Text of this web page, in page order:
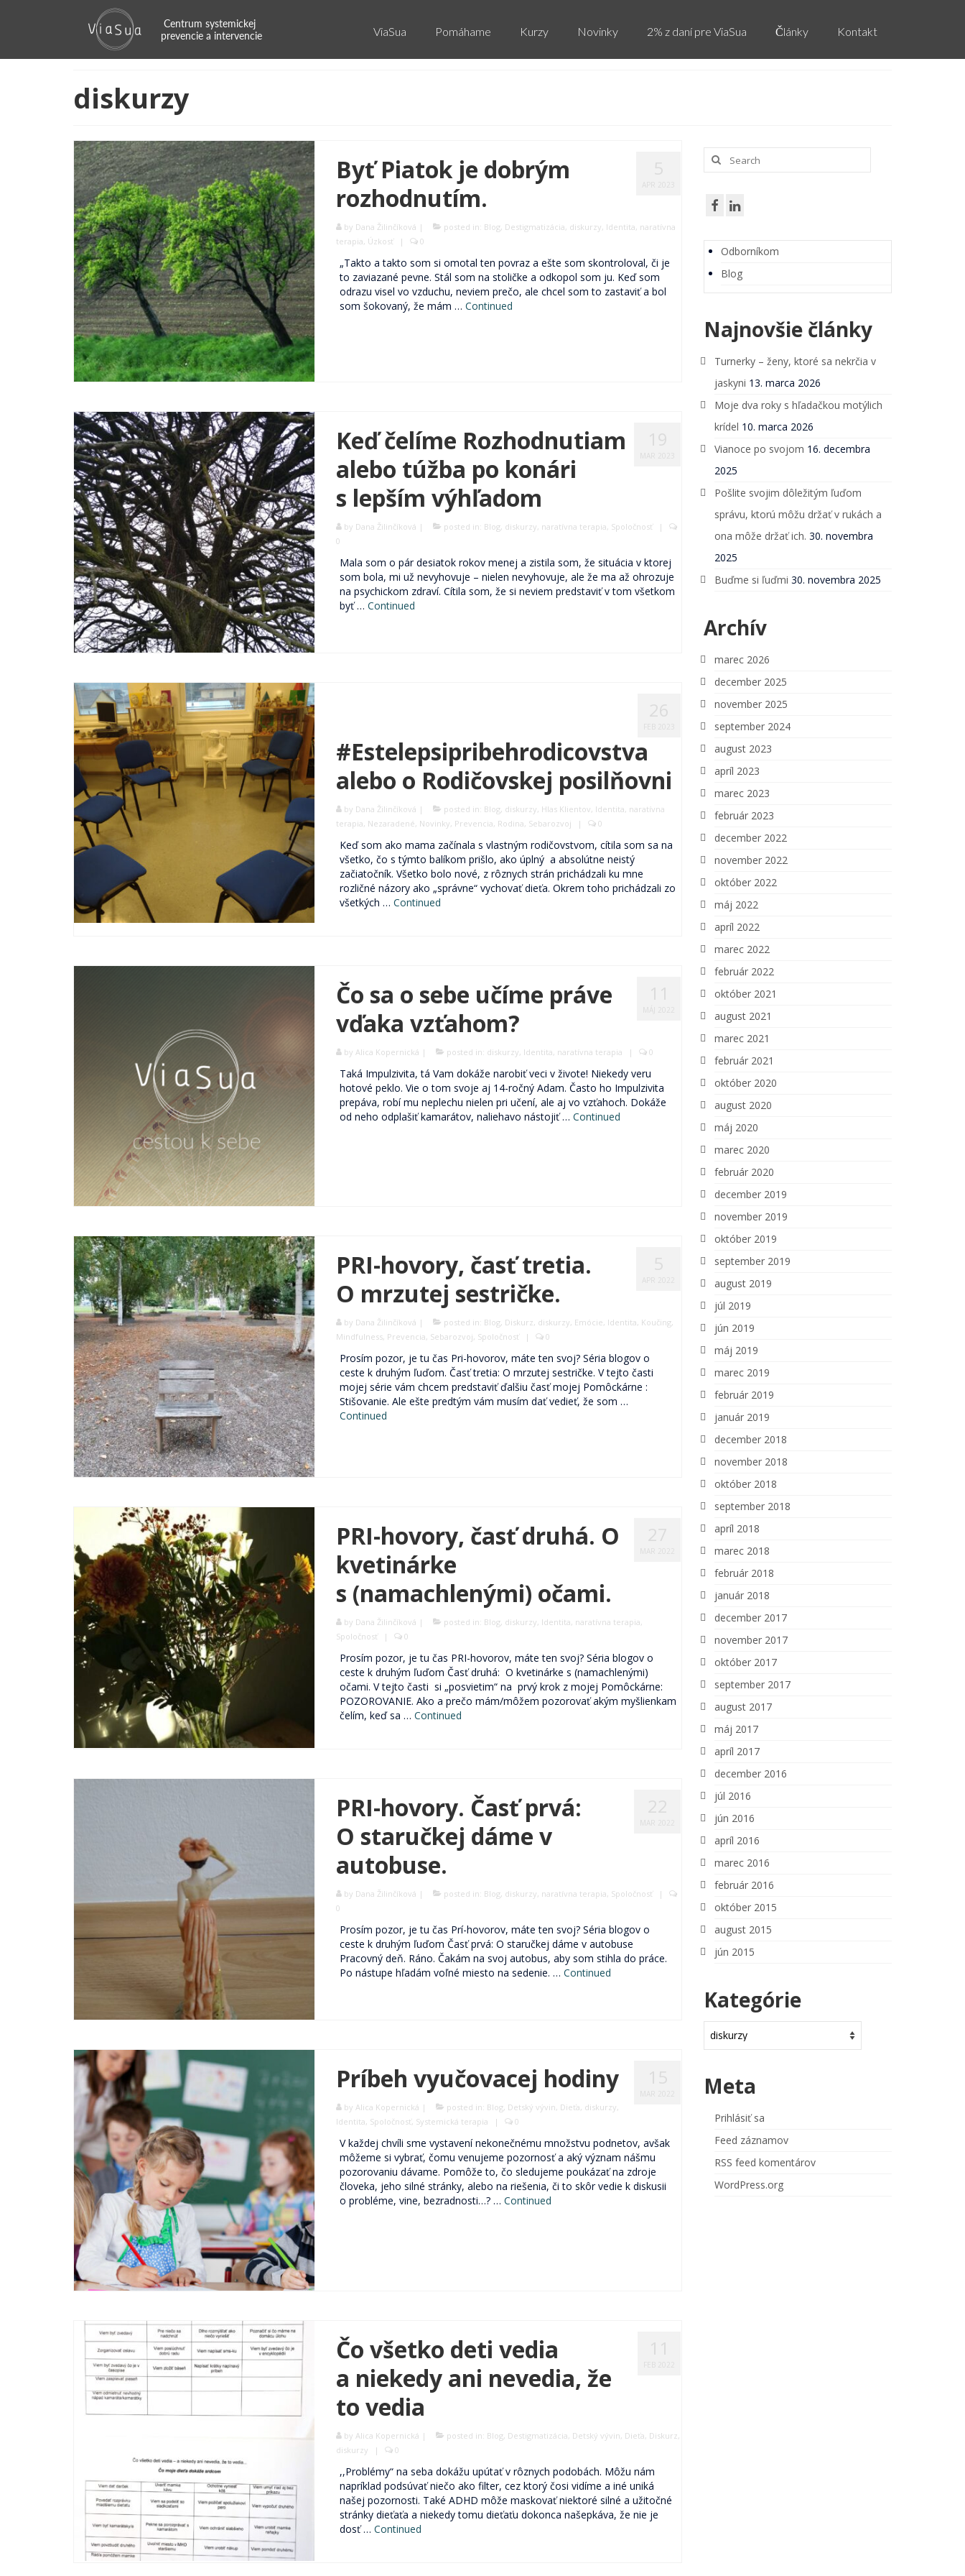
ViaSua Pomáhame Kurzy Novinky 2% z daní pre ViaSua Články Kontakt
diskurzy
Byť Piatok je dobrým
rozhodnutím.
by Dana Žilinčíková | posted in: Blog, Destigmatizácia, diskurzy, Identita, naratívna
terapia, Úzkosť | 0
„Takto a takto som si omotal ten povraz a ešte som skontroloval, či je
to zaviazané pevne. Stál som na stoličke a odkopol som ju. Keď som
odrazu visel vo vzduchu, neviem prečo, ale chcel som to zastaviť a bol
som šokovaný, že mám … Continued
Keď čelíme Rozhodnutiam
alebo túžba po konári
s lepším výhľadom
by Dana Žilinčíková | posted in: Blog, diskurzy, naratívna terapia, Spoločnosť
|
0
Mala som o pár desiatok rokov menej a zistila som, že situácia v ktorej
som bola, mi už nevyhovuje – nielen nevyhovuje, ale že ma až ohrozuje
na psychickom zdraví. Cítila som, že si neviem predstaviť v tom všetkom
byť … Continued
#Estelepsipribehrodicovstva
alebo o Rodičovskej posilňovni
by Dana Žilinčíková | posted in: Blog, diskurzy, Hlas Klientov, Identita, naratívna
terapia, Nezaradené, Novinky, Prevencia, Rodina, Sebarozvoj | 0
Keď som ako mama začínala s vlastným rodičovstvom, cítila som sa na
všetko, čo s týmto balíkom prišlo, ako úplný a absolútne neistý
začiatočník. Všetko bolo nové, z rôznych strán prichádzali ku mne
rozličné názory ako „správne“ vychovať dieťa. Okrem toho prichádzali zo
všetkých … Continued
Čo sa o sebe učíme práve
vďaka vzťahom?
by Alica Kopernická | posted in: diskurzy, Identita, naratívna terapia | 0
Taká Impulzivita, tá Vam dokáže narobiť veci v živote! Niekedy veru
hotové peklo. Vie o tom svoje aj 14-ročný Adam. Často ho Impulzivita
prepáva, robí mu neplechu nielen pri učení, ale aj vo vzťahoch. Dokáže
od neho odplašiť kamarátov, naliehavo nástojiť … Continued
PRI-hovory, časť tretia.
O mrzutej sestričke.
by Dana Žilinčíková | posted in: Blog, Diskurz, diskurzy, Emócie, Identita, Koučing,
Mindfulness, Prevencia, Sebarozvoj, Spoločnosť | 0
Prosím pozor, je tu čas Pri-hovorov, máte ten svoj? Séria blogov o
ceste k druhým ľuďom. Časť tretia: O mrzutej sestričke. V tejto časti
mojej série vám chcem predstaviť ďalšiu časť mojej Pomôckárne :
Stišovanie. Ale ešte predtým vám musím dať vedieť, že som …
Continued
PRI-hovory, časť druhá. O
kvetinárke
s (namachlenými) očami.
by Dana Žilinčíková | posted in: Blog, diskurzy, Identita, naratívna terapia,
Spoločnosť
| 0
Prosím pozor, je tu čas PRI-hovorov, máte ten svoj? Séria blogov o
ceste k druhým ľuďom Časť druhá: O kvetinárke s (namachlenými)
očami. V tejto časti si „posvietim“ na prvý krok z mojej Pomôckárne:
POZOROVANIE. Ako a prečo mám/môžem pozorovať akým myšlienkam
čelím, keď sa … Continued
PRI-hovory. Časť prvá:
O staručkej dáme v
autobuse.
by Dana Žilinčíková | posted in: Blog, diskurzy, naratívna terapia, Spoločnosť
|
0
Prosím pozor, je tu čas Prí-hovorov, máte ten svoj? Séria blogov o
ceste k druhým ľuďom Časť prvá: O staručkej dáme v autobuse
Pracovný deň. Ráno. Čakám na svoj autobus, aby som stihla do práce.
Po nástupe hľadám voľné miesto na sedenie. … Continued
Príbeh vyučovacej hodiny
by Alica Kopernická | posted in: Blog, Detský vývin, Dieťa, diskurzy,
Identita, Spoločnosť, Systemická terapia | 0
V každej chvíli sme vystavení nekonečnému množstvu podnetov, avšak
môžeme si vybrať, čomu venujeme pozornosť a aký význam nášmu
pozorovaniu dávame. Pomôže to, čo sledujeme poukázať na zdroje
človeka, jeho silné stránky, alebo na riešenia, či to skôr vedie k diskusii
o probléme, vine, bezradnosti…? … Continued
Čo všetko deti vedia
a niekedy ani nevedia, že
to vedia
by Alica Kopernická | posted in: Blog, Destigmatizácia, Detský vývin, Dieťa, Diskurz,
diskurzy
| 0
,,Problémy“ na seba dokážu upútať v rôznych podobách. Môžu nám
napríklad podsúvať niečo ako filter, cez ktorý čosi vidíme a iné uniká
našej pozornosti. Také ADHD môže maskovať niektoré silné a užitočné
stránky dieťaťa a niekedy tomu dieťaťu dokonca našepkáva, že nie je
dosť … Continued
Search
for:
Odborníkom
Blog
Najnovšie články
Turnerky – ženy, ktoré sa nekrčia v
jaskyni 13. marca 2026
Moje dva roky s hľadačkou motýlich
krídel 10. marca 2026
Vianoce po svojom 16. decembra
2025
Pošlite svojim dôležitým ľuďom
správu, ktorú môžu držať v rukách a
ona môže držať ich. 30. novembra
2025
Buďme si ľuďmi 30. novembra 2025
Archív
marec 2026
december 2025
november 2025
september 2024
august 2023
apríl 2023
marec 2023
február 2023
december 2022
november 2022
október 2022
máj 2022
apríl 2022
marec 2022
február 2022
október 2021
august 2021
marec 2021
február 2021
október 2020
august 2020
máj 2020
marec 2020
február 2020
december 2019
november 2019
október 2019
september 2019
august 2019
júl 2019
jún 2019
máj 2019
marec 2019
február 2019
január 2019
december 2018
november 2018
október 2018
september 2018
apríl 2018
marec 2018
február 2018
január 2018
december 2017
november 2017
október 2017
september 2017
august 2017
máj 2017
apríl 2017
december 2016
júl 2016
jún 2016
apríl 2016
marec 2016
február 2016
október 2015
august 2015
jún 2015
Kategórie
Meta
Prihlásiť sa
Feed záznamov
RSS feed komentárov
WordPress.org